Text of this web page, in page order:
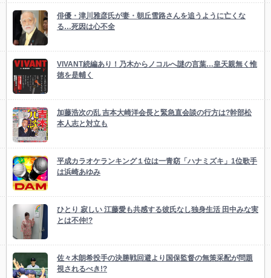
俳優・津川雅彦氏が妻・朝丘雪路さんを追うように亡くな
る…死因は心不全
VIVANT続編あり！乃木からノコルへ謎の言葉…皇天親無く惟
徳を是輔く
加藤浩次の乱 吉本大崎洋会長と緊急直会談の行方は?幹部松
本人志と対立も
平成カラオケランキング１位は一青窈「ハナミズキ」1位歌手
は浜崎あゆみ
ひとり 寂しい 江藤愛も共感する彼氏なし独身生活 田中みな実
とは不仲!?
佐々木朗希投手の決勝戦回避より国保監督の無策采配が問題
視されるべき!?